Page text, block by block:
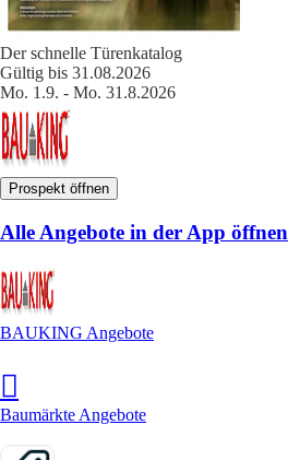
Der schnelle Türenkatalog
Gültig bis 31.08.2026
Mo. 1.9. - Mo. 31.8.2026
Prospekt öffnen
Alle Angebote in der App öffnen
BAUKING Angebote
Baumärkte Angebote